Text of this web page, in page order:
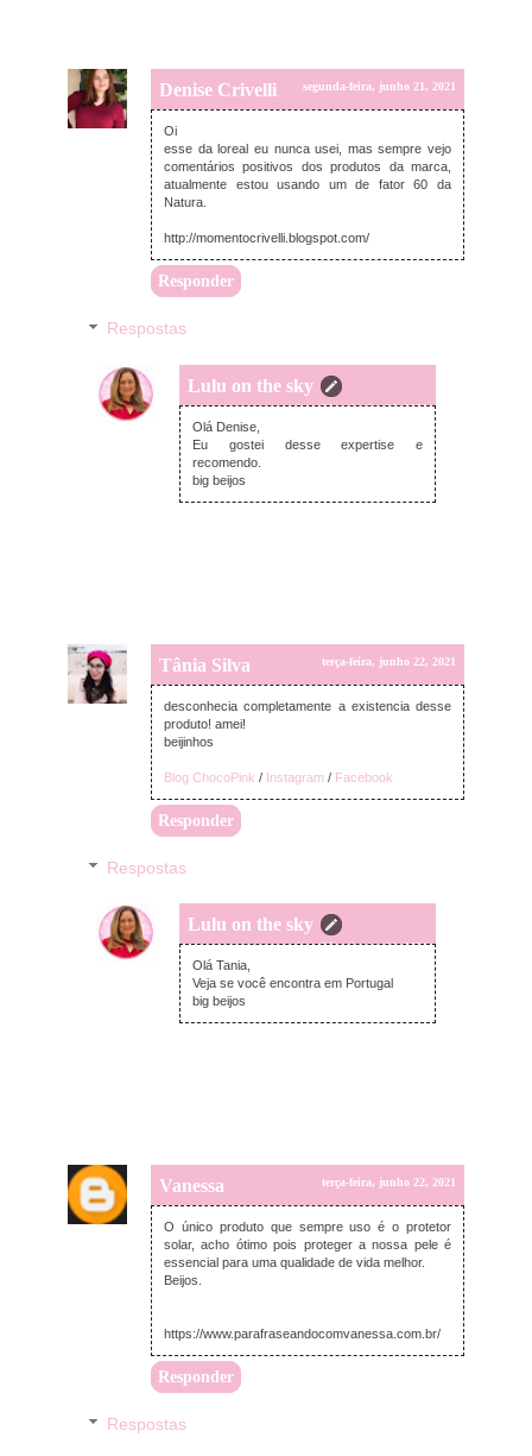
Denise Crivelli segunda-feira, junho 21, 2021
Oi
esse da loreal eu nunca usei, mas sempre vejo
comentários positivos dos produtos da marca,
atualmente estou usando um de fator 60 da
Natura.
http://momentocrivelli.blogspot.com/
Responder
Respostas
Lulu on the sky
quinta-feira, junho 24, 2021
Olá Denise,
Eu gostei desse expertise e
recomendo.
big beijos
Tânia Silva terça-feira, junho 22, 2021
desconhecia completamente a existencia desse
produto! amei!
beijinhos
Blog ChocoPink / Instagram / Facebook
Responder
Respostas
Lulu on the sky
quinta-feira, junho 24, 2021
Olá Tania,
Veja se você encontra em Portugal
big beijos
Vanessa terça-feira, junho 22, 2021
O único produto que sempre uso é o protetor
solar, acho ótimo pois proteger a nossa pele é
essencial para uma qualidade de vida melhor.
Beijos.
https://www.parafraseandocomvanessa.com.br/
Responder
Respostas